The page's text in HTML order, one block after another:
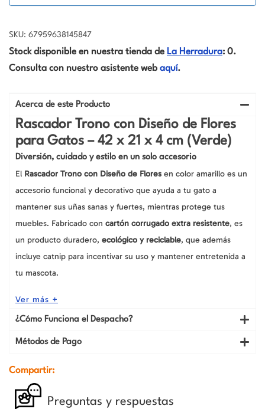
SKU: 67959638145847
Stock disponible en nuestra tienda de La Herradura: 0.
Consulta con nuestro asistente web aquí.
Acerca de este Producto
Rascador Trono con Diseño de Flores
para Gatos – 42 x 21 x 4 cm (Verde)
Diversión, cuidado y estilo en un solo accesorio
El Rascador Trono con Diseño de Flores en color amarillo es un
accesorio funcional y decorativo que ayuda a tu gato a
mantener sus uñas sanas y fuertes, mientras protege tus
muebles. Fabricado con cartón corrugado extra resistente, es
un producto duradero, ecológico y reciclable, que además
incluye catnip para incentivar su uso y mantener entretenida a
tu mascota.
Ver más +
¿Cómo Funciona el Despacho?
Métodos de Pago
Compartir:
Preguntas y respuestas